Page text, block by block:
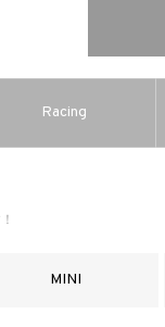
Racing
MINI